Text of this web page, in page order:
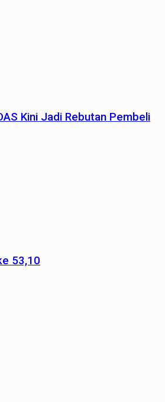
Kini Jadi Rebutan Pembeli
53,10